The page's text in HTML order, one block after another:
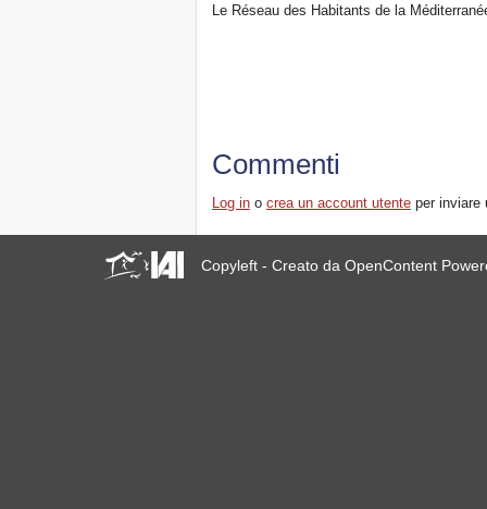
Le Réseau des Habitants de la
Commenti
Log in ocrea un account utente per inviare
Copyleft - Creato da OpenContent